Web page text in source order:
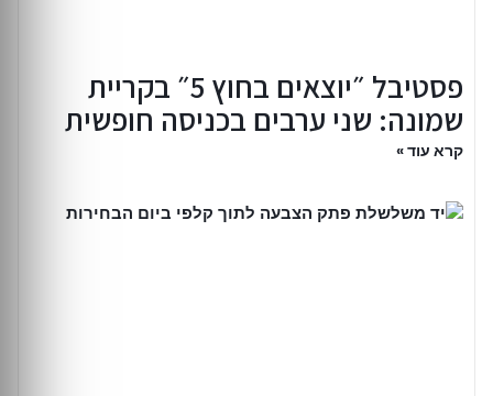
פסטיבל ״יוצאים בחוץ 5״ בקריית
שמונה: שני ערבים בכניסה חופשית
קרא עוד »